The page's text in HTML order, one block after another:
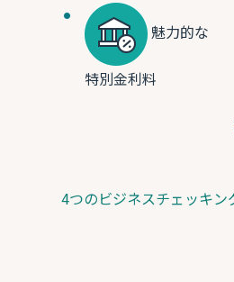
魅力的な
特別金利料
4つのビジネスチェッキン